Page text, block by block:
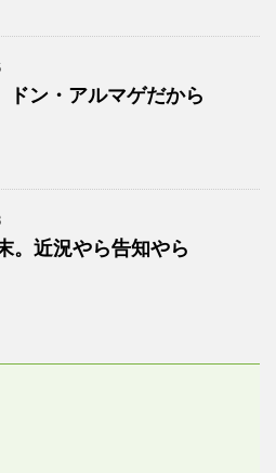
ドン・アルマゲだから
。近況やら告知やら